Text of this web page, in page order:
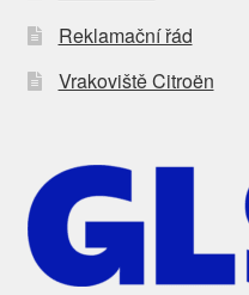
Reklamační řád
Vrakoviště Citroën